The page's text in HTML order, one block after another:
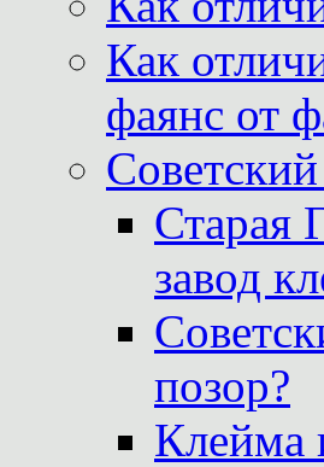
Как
фаянс от
Старая
завод
позор?
Клейма